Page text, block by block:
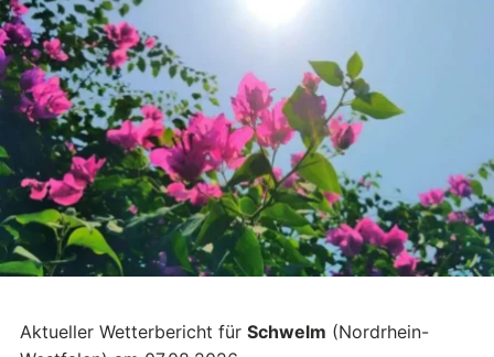
Aktueller Wetterbericht für Schwelm (Nordrhein-